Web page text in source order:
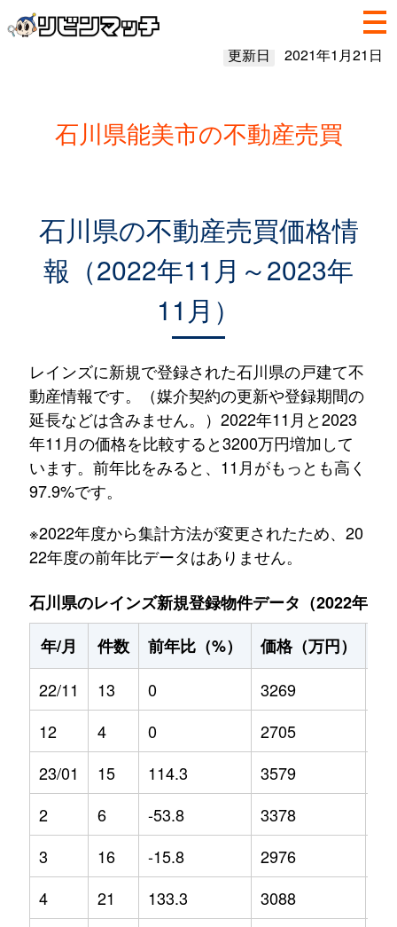
更新日 2021年1月21日
石川県能美市の不動産売買
石川県の不動産売買価格情
報（2022年11月～2023年
11月）
レインズに新規で登録された石川県の戸建て不
動産情報です。（媒介契約の更新や登録期間の
延長などは含みません。）2022年11月と2023
年11月の価格を比較すると3200万円増加して
います。前年比をみると、11月がもっとも高く
97.9%です。
※2022年度から集計方法が変更されたため、20
22年度の前年比データはありません。
石川県のレインズ新規登録物件データ（2022年11
年/月
件数 前年比（%） 価格（万円）
22/11
13 0 3269
12
4 0 2705
23/01
15 114.3 3579
2
6 -53.8 3378
3
16 -15.8 2976
4
21 133.3 3088